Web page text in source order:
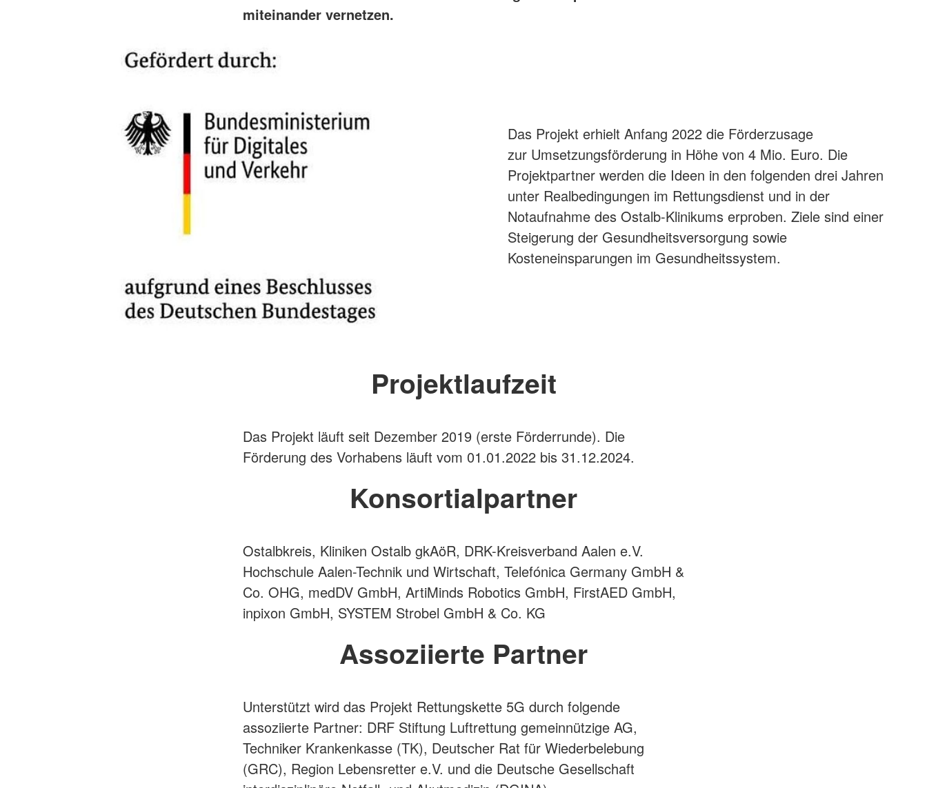
miteinander vernetzen.
Das Projekt erhielt Anfang 2022 die Förderzusage
zur Umsetzungsförderung in Höhe von 4 Mio. Euro. Die
Projektpartner werden die Ideen in den folgenden drei Jahren
unter Realbedingungen im Rettungsdienst und in der
Notaufnahme des Ostalb-Klinikums erproben. Ziele sind einer
Steigerung der Gesundheitsversorgung sowie
Kosteneinsparungen im Gesundheitssystem.
Projektlaufzeit
Das Projekt läuft seit Dezember 2019 (erste Förderrunde). Die
Förderung des Vorhabens läuft vom 01.01.2022 bis 31.12.2024.
Konsortialpartner
Ostalbkreis, Kliniken Ostalb gkAöR, DRK-Kreisverband Aalen e.V.
Hochschule Aalen-Technik und Wirtschaft, Telefónica Germany GmbH &
Co. OHG, medDV GmbH, ArtiMinds Robotics GmbH, FirstAED GmbH,
inpixon GmbH, SYSTEM Strobel GmbH & Co. KG
Assoziierte Partner
Unterstützt wird das Projekt Rettungskette 5G durch folgende
assoziierte Partner: DRF Stiftung Luftrettung gemeinnützige AG,
Techniker Krankenkasse (TK), Deutscher Rat für Wiederbelebung
(GRC), Region Lebensretter e.V. und die Deutsche Gesellschaft